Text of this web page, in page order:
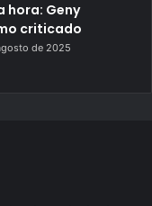
hora: Geny
criticado
de 2025